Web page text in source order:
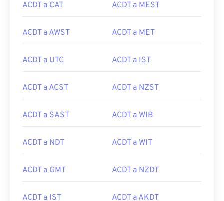
ACDT a CAT ACDT a MEST
ACDT a AWST ACDT a MET
ACDT a UTC ACDT a IST
ACDT a ACST ACDT a NZST
ACDT a SAST ACDT a WIB
ACDT a NDT ACDT a WIT
ACDT a GMT ACDT a NZDT
ACDT a IST ACDT a AKDT